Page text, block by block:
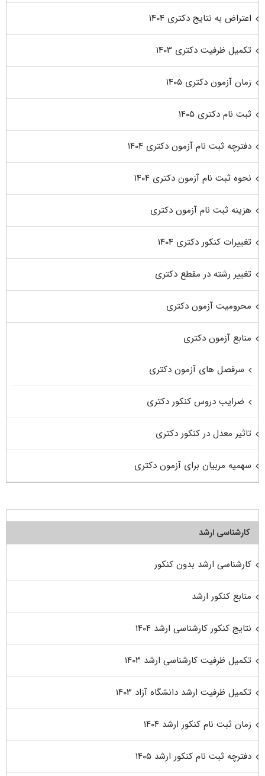
اعتراض به نتایج دکتری ۱۴۰۴
تکمیل ظرفیت دکتری ۱۴۰۳
زمان آزمون دکتری ۱۴۰۵
ثبت نام دکتری ۱۴۰۵
دفترچه ثبت نام آزمون دکتری ۱۴۰۴
نحوه ثبت نام آزمون دکتری ۱۴۰۴
هزینه ثبت نام آزمون دکتری
تغییرات کنکور دکتری ۱۴۰۴
تغییر رشته در مقطع دکتری
محرومیت آزمون دکتری
منابع آزمون دکتری
سرفصل های آزمون دکتری
ضرایب دروس کنکور دکتری
تاثیر معدل در کنکور دکتری
سهمیه مربیان برای آزمون دکتری
کارشناسی ارشد
کارشناسی ارشد بدون کنکور
منابع کنکور ارشد
نتایج کنکور کارشناسی ارشد ۱۴۰۴
تکمیل ظرفیت کارشناسی ارشد ۱۴۰۳
تکمیل ظرفیت ارشد دانشگاه آزاد ۱۴۰۳
زمان ثبت نام کنکور ارشد ۱۴۰۴
دفترچه ثبت نام کنکور ارشد ۱۴۰۵